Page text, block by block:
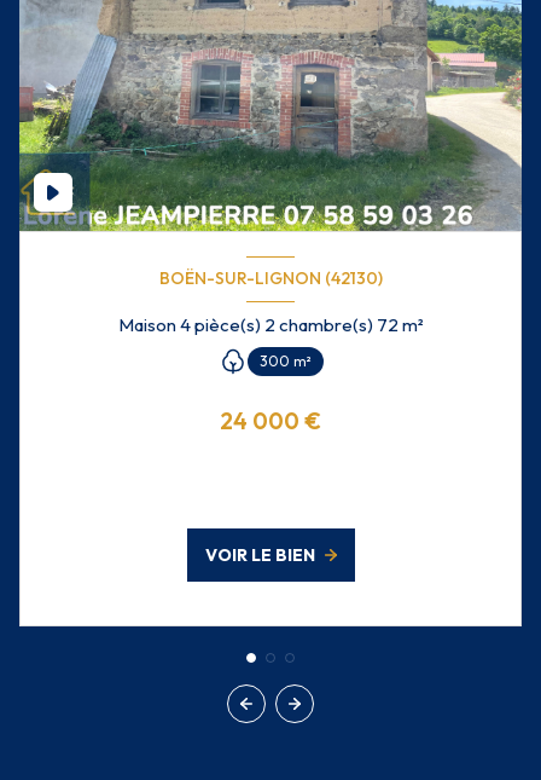
BOËN-SUR-LIGNON (42130)
Maison 4 pièce(s) 2 chambre(s) 72 m²
300 m²
24 000 €
VOIR LE BIEN